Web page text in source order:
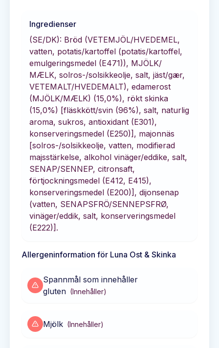
Ingredienser
(SE/DK): Bröd (VETEMJÖL/HVEDEMEL,
vatten, potatis/kartoffel (potatis/kartoffel,
emulgeringsmedel (E471)), MJÖLK/
MÆLK, solros-/solsikkeolje, salt, jäst/gær,
VETEMALT/HVEDEMALT), edamerost
(MJÖLK/MÆLK) (15,0%), rökt skinka
(15,0%) [fläskkött/svin (96%), salt, naturlig
aroma, sukros, antioxidant (E301),
konserveringsmedel (E250)], majonnäs
[solros-/solsikkeolje, vatten, modifierad
majsstärkelse, alkohol vinäger/eddike, salt,
SENAP/SENNEP, citronsaft,
förtjockningsmedel (E412, E415),
konserveringsmedel (E200)], dijonsenap
(vatten, SENAPSFRÖ/SENNEPSFRØ,
vinäger/eddik, salt, konserveringsmedel
(E222)].
Allergeninformation för Luna Ost & Skinka
Spannmål som innehåller
gluten (Innehåller)
Mjölk (Innehåller)